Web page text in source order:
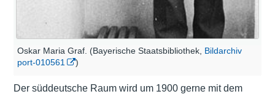
Oskar Maria Graf. (Bayerische Staatsbibliothek, Bildarchiv
port-010561
)
Der süddeutsche Raum wird um 1900 gerne mit dem